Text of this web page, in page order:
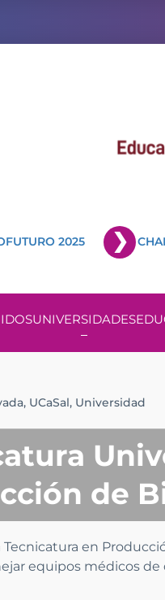
2025
UNIVERSIDADES
UCaSal, Universidad
de
Tecnicatura en
equipos médicos